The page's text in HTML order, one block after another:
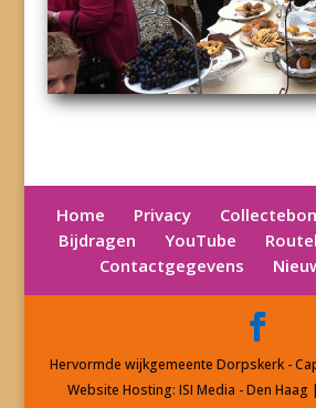
Home Privacy
Bijdragen
YouTube
Contactgegevens
Hervormde wijkgemeente Dorpskerk -
Website Hosting: ISI Media - Den